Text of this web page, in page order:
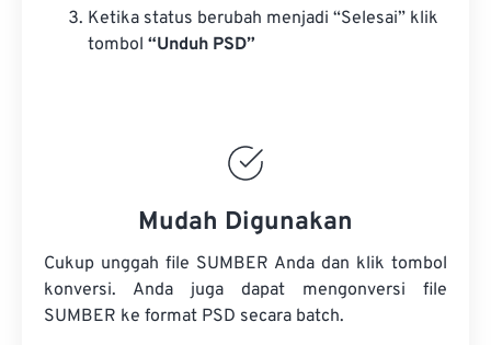
Ketika status berubah menjadi “Selesai” klik
tombol “Unduh PSD”
Mudah Digunakan
Cukup unggah file SUMBER Anda dan klik tombol
konversi. Anda juga dapat mengonversi file
SUMBER ke format PSD secara batch.